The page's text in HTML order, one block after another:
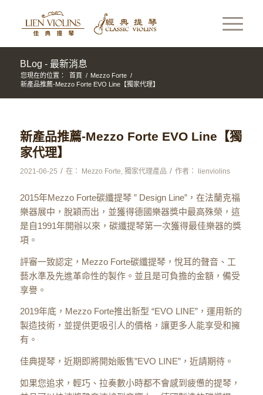
BLog - 最新消息
您現在的位置： 首頁 / Mezzo Forte /
新產品推薦-Mezzo Forte EVO Line【獨家代理】
新產品推薦-Mezzo Forte EVO Line【獨
家代理】
2021-06-25 / 在： Mezzo Forte, 獨家代理產品 / 作者： lienviolins
2015年Mezzo Forte碳纖提琴 ” Design Line”，在法蘭克福
樂器展中，脫穎而出，並獲得德國樂器獎中最高殊榮，這
是自1991年開辦以來，碳纖提琴第一次獲得最佳樂器的獎
項。
評審一致認定，Mezzo Forte碳纖提琴，悅耳的聲音、工
藝水準及先進革命性的製作。並且是可負擔的金額，備受
享譽。
2019年底，Mezzo Forte推出新型 “EVO LINE”，運用新的
製造技術，並提供更吸引人的價格，讓更多人能享受和擁
有。
佳典提琴，近期即將開始販售”EVO LINE”，近請期待。
如果您追求，輕巧、拉奏數小時都不會感到疲憊的提琴，